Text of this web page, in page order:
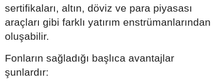
sertifikaları, altın, döviz ve para piyasası
araçları gibi farklı yatırım enstrümanlarından
oluşabilir.
Fonların sağladığı başlıca avantajlar
şunlardır: